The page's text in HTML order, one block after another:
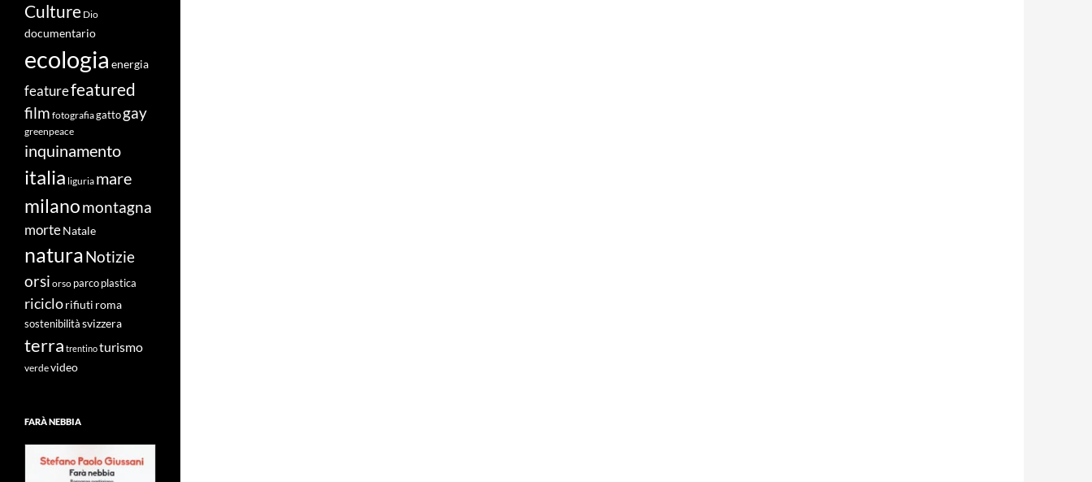
Culture Dio
documentario
ecologia energia
featurefeatured
film fotografiagatto gay
greenpeace
inquinamento
italia liguria mare
milanomontagna
morteNatale
naturaNotizie
orsi orso parco plastica
riciclorifiuti roma
sostenibilità svizzera
terra trentinoturismo
verdevideo
FARÀ NEBBIA